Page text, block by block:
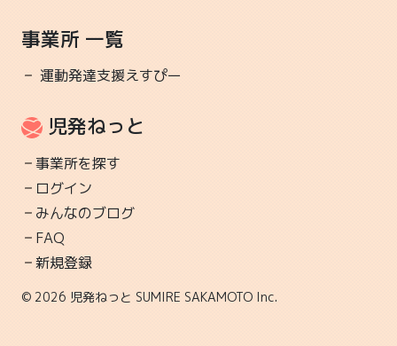
ビショビショ～～～～
プールがついに始まりました！！
ついに始まりました 「プール」いや水遊び？？ｗ 大
きめのつもりが子どもたちが遊び始めると小さいの
か？と...
2025-07-05 09:30
夏は始まっているの？
梅雨ってなに？
暑すぎる～～～～！ バテバテだ～～～～！ と思って
事業所 一覧
運動発達支援えすぴー
児発ねっと
事業所を探す
ログイン
みんなのブログ
FAQ
新規登録
© 2026 児発ねっと SUMIRE SAKAMOTO Inc.